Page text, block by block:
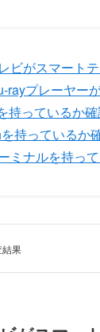
ビがスマート
rayプレーヤー
持っているか
持っているか
ミナルを持っ
結果